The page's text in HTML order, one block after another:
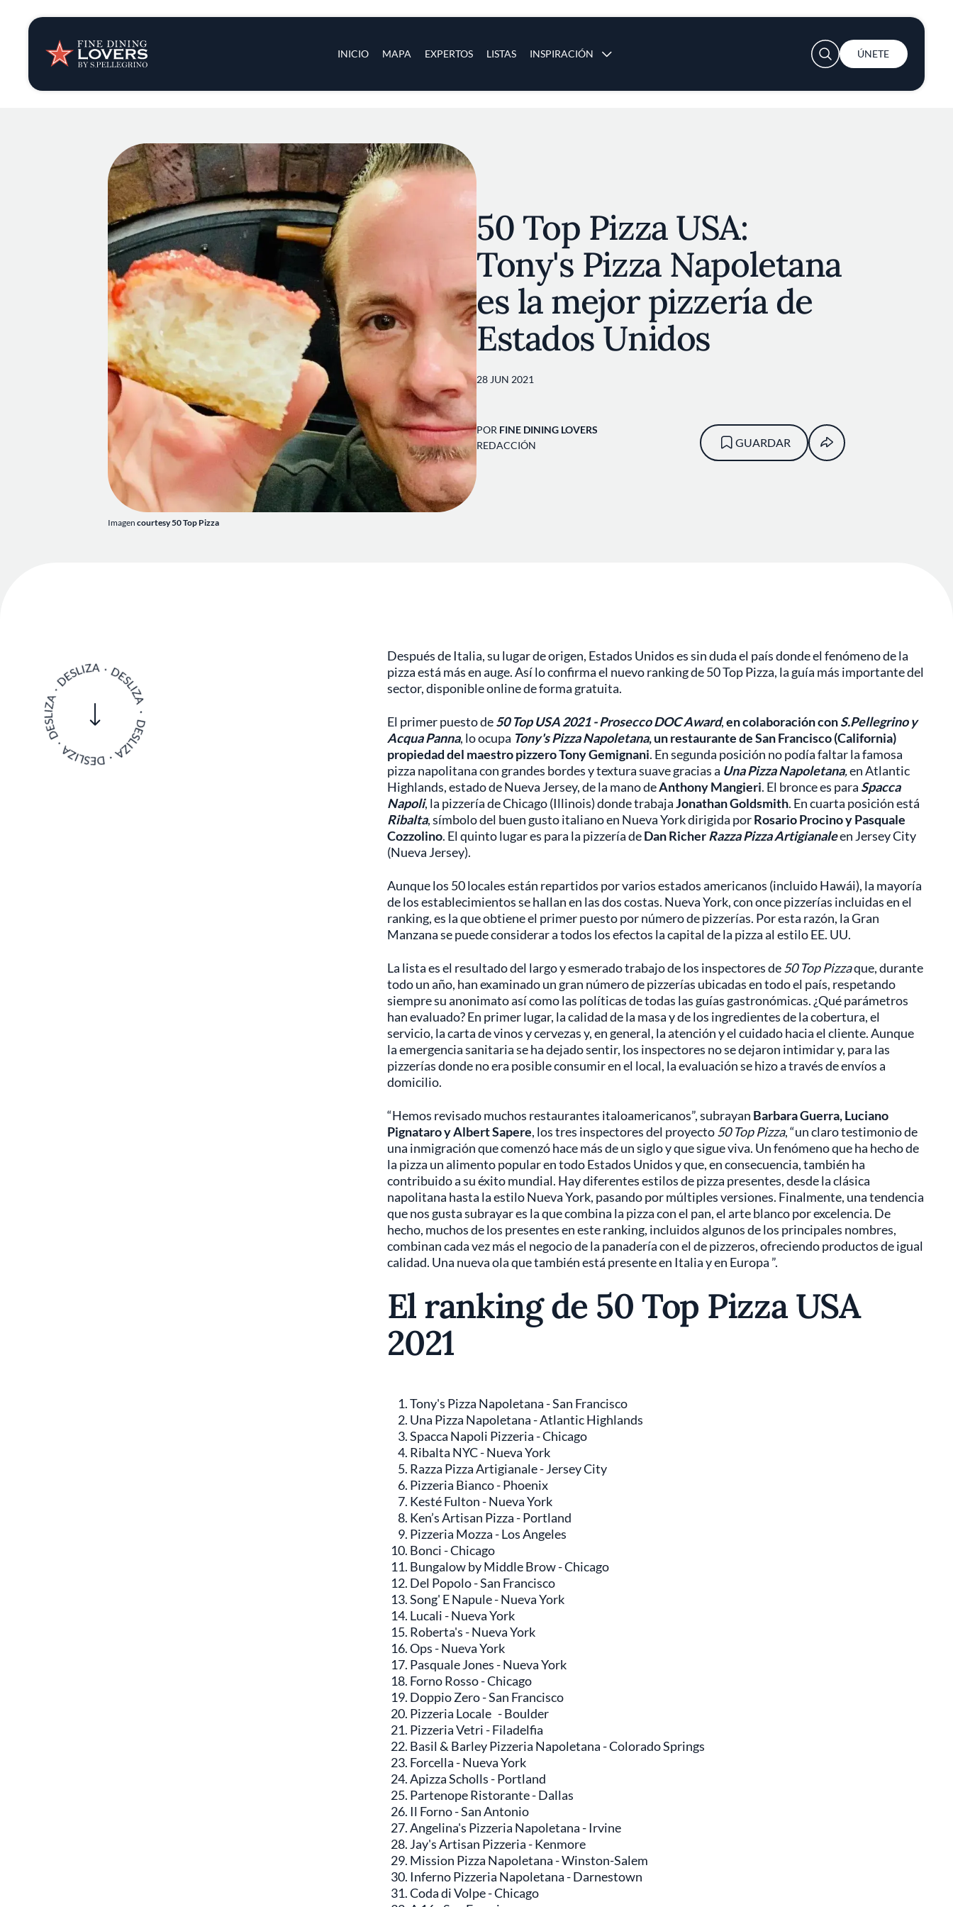
INICIO MAPA EXPERTOS LISTAS INSPIRACIÓN
Opinión y noticias
Recetas
Consejos y trucos
Series
User account menu
ÚNETE
Imagen courtesy 50 Top Pizza
50 Top Pizza USA:
Tony's Pizza Napoletana
es la mejor pizzería de
Estados Unidos
28 JUN 2021
POR FINE DINING LOVERS
REDACCIÓN
GUARDAR
Después de Italia, su lugar de origen, Estados Unidos es sin duda el país donde el fenómeno de la
pizza está más en auge. Así lo confirma el nuevo ranking de 50 Top Pizza, la guía más importante del
sector, disponible online de forma gratuita.
El primer puesto de50 Top USA 2021 - Prosecco DOC Award,en colaboración conS.Pellegrino y
Acqua Panna, lo ocupa Tony's Pizza Napoletana, un restaurante de San Francisco (California)
propiedad del maestro pizzero Tony Gemignani. En segunda posición no podía faltar la famosa
pizza napolitana con grandes bordes y textura suave gracias a Una Pizza Napoletana,en Atlantic
Highlands, estado de Nueva Jersey, de la mano deAnthony Mangieri. El bronce es para Spacca
Napoli, la pizzería de Chicago (Illinois) donde trabajaJonathan Goldsmith. En cuarta posición está
Ribalta, símbolo del buen gusto italiano en Nueva York dirigida porRosario Procino y Pasquale
Cozzolino. El quinto lugar es para la pizzería deDan Richer Razza Pizza Artigianaleen Jersey City
(Nueva Jersey).
Aunque los 50 locales están repartidos por varios estados americanos (incluido Hawái), la mayoría
de los establecimientos se hallan en las dos costas. Nueva York, con once pizzerías incluidas en el
ranking, es la que obtiene el primer puesto por número de pizzerías. Por esta razón, la Gran
Manzana se puede considerar a todos los efectos la capital de la pizza al estilo EE. UU.
La lista es el resultado del largo y esmerado trabajo de los inspectores de50 Top Pizzaque, durante
todo un año, han examinado un gran número de pizzerías ubicadas en todo el país, respetando
siempre su anonimato así como las políticas de todas las guías gastronómicas. ¿Qué parámetros
han evaluado? En primer lugar, la calidad de la masa y de los ingredientes de la cobertura, el
servicio, la carta de vinos y cervezas y, en general, la atención y el cuidado hacia el cliente. Aunque
la emergencia sanitaria se ha dejado sentir, los inspectores no se dejaron intimidar y, para las
pizzerías donde no era posible consumir en el local, la evaluación se hizo a través de envíos a
domicilio.
“Hemos revisado muchos restaurantes italoamericanos”, subrayan Barbara Guerra, Luciano
Pignataro y Albert Sapere, los tres inspectores del proyecto50 Top Pizza, “un claro testimonio de
una inmigración que comenzó hace más de un siglo y que sigue viva. Un fenómeno que ha hecho de
la pizza un alimento popular en todo Estados Unidos y que, en consecuencia, también ha
contribuido a su éxito mundial. Hay diferentes estilos de pizza presentes, desde la clásica
napolitana hasta la estilo Nueva York, pasando por múltiples versiones. Finalmente, una tendencia
que nos gusta subrayar es la que combina la pizza con el pan, el arte blanco por excelencia. De
hecho, muchos de los presentes en este ranking, incluidos algunos de los principales nombres,
combinan cada vez más el negocio de la panadería con el de pizzeros, ofreciendo productos de igual
calidad. Una nueva ola que también está presente en Italia y en Europa ”.
El ranking de 50 Top Pizza USA
2021
Tony's Pizza Napoletana - San Francisco
Una Pizza Napoletana - Atlantic Highlands
Spacca Napoli Pizzeria - Chicago
Ribalta NYC - Nueva York
Razza Pizza Artigianale - Jersey City
Pizzeria Bianco - Phoenix
Kesté Fulton - Nueva York
Ken’s Artisan Pizza - Portland
Pizzeria Mozza - Los Angeles
Bonci - Chicago
Bungalow by Middle Brow - Chicago
Del Popolo - San Francisco
Song' E Napule - Nueva York
Lucali - Nueva York
Roberta's - Nueva York
Ops - Nueva York
Pasquale Jones - Nueva York
Forno Rosso - Chicago
Doppio Zero - San Francisco
Pizzeria Locale - Boulder
Pizzeria Vetri - Filadelfia
Basil & Barley Pizzeria Napoletana - Colorado Springs
Forcella - Nueva York
Apizza Scholls - Portland
Partenope Ristorante - Dallas
Il Forno - San Antonio
Angelina's Pizzeria Napoletana - Irvine
Jay's Artisan Pizzeria - Kenmore
Mission Pizza Napoletana - Winston-Salem
Inferno Pizzeria Napoletana - Darnestown
Coda di Volpe - Chicago